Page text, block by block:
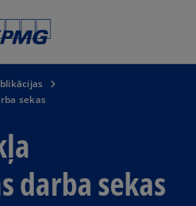
sekas
darba sekas